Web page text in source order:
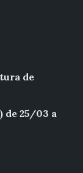
de
de 25/03 a